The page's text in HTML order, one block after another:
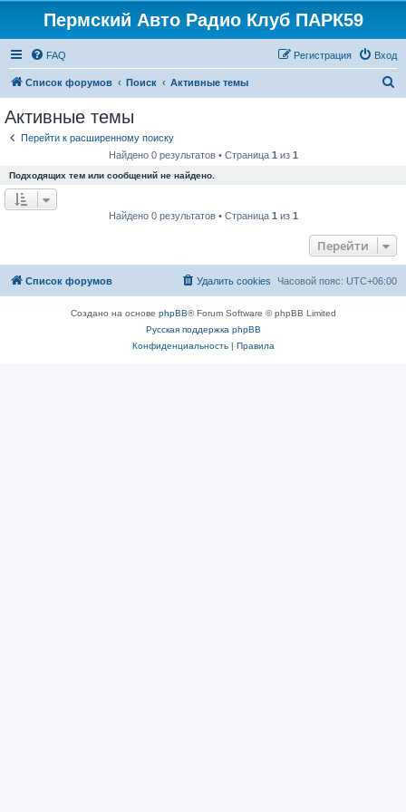
Пермский Авто Радио Клуб ПАРК59
FAQ Вход
Регистрация
Список форумов Поиск Активные темы
Активные темы
Перейти к расширенному поиску
Найдено 0 результатов • Страница 1 из 1
Подходящих тем или сообщений не найдено.
Найдено 0 результатов • Страница 1 из 1
Перейти
Список форумов Часовой пояс: UTC+06:00
Удалить cookies
Создано на основе phpBB® Forum Software © phpBB Limited
Русская поддержка phpBB
Конфиденциальность| Правила